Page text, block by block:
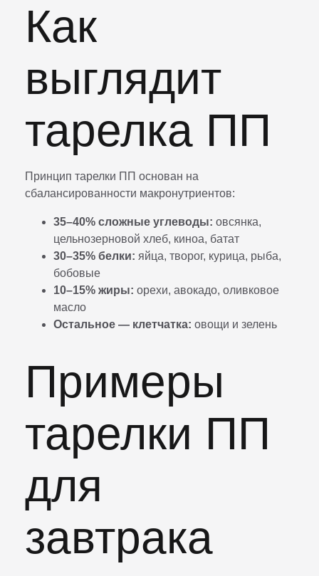
Как
выглядит
тарелка ПП
Принцип тарелки ПП основан на
сбалансированности макронутриентов:
35–40% сложные углеводы: овсянка,
цельнозерновой хлеб, киноа, батат
30–35% белки: яйца, творог, курица, рыба,
бобовые
10–15% жиры: орехи, авокадо, оливковое
масло
Остальное — клетчатка: овощи и зелень
Примеры
тарелки ПП
для
завтрака